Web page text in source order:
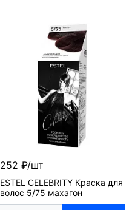
252 ₽/шт
ESTEL CELEBRITY Краска для
волос 5/75 махагон